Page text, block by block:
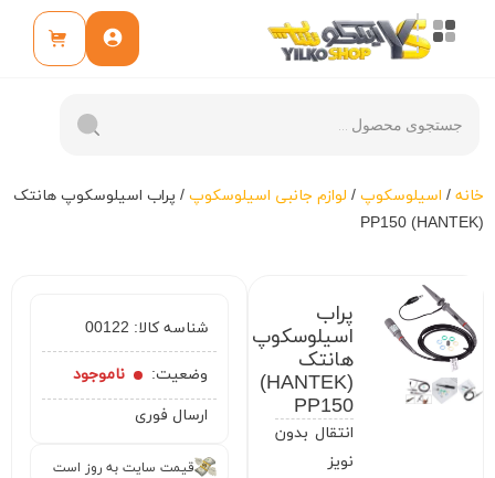
خانه / اسیلوسکوپ / لوازم جانبی اسیلوسکوپ / پراب اسیلوسکوپ هانتک
(HANTEK) PP150
پراب
اسیلوسکوپ
هانتک
(HANTEK)
PP150
انتقال بدون
نویز
شناسه کالا: 00122
وضعیت:
ناموجود
ارسال فوری
قیمت سایت به روز است